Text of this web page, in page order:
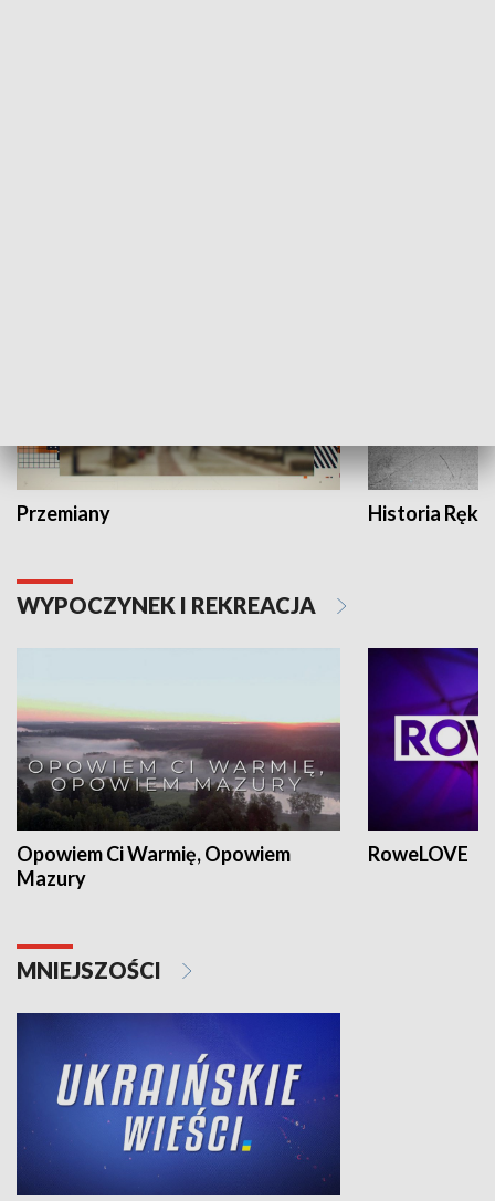
Przemiany Historia Ręką
WYPOCZYNEK I REKREACJA
Opowiem Ci Warmię, Opowiem
Mazury
RoweLOVE
MNIEJSZOŚCI